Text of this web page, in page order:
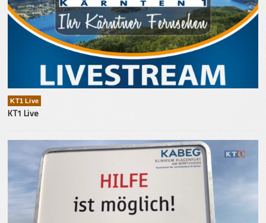
KT1 Live
KT1 Live